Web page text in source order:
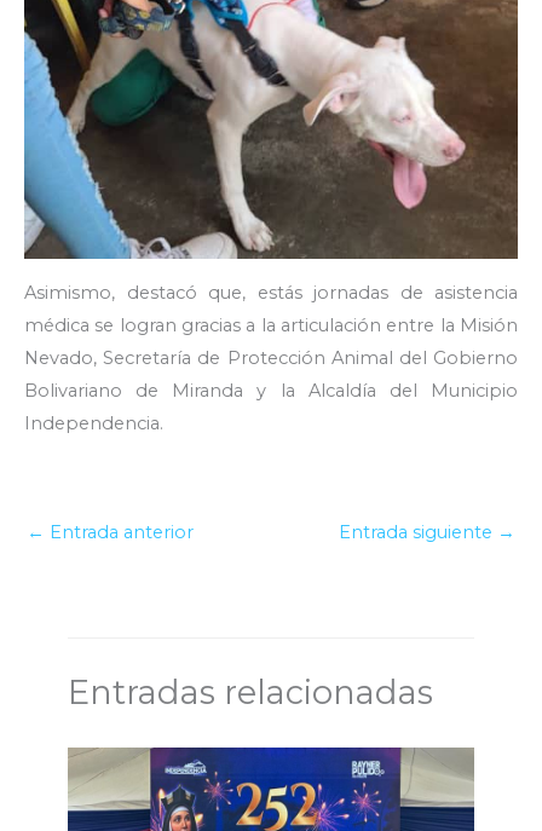
Asimismo, destacó que, estás jornadas de asistencia
médica se logran gracias a la articulación entre la Misión
Nevado, Secretaría de Protección Animal del Gobierno
Bolivariano de Miranda y la Alcaldía del Municipio
Independencia.
← Entrada anterior Entrada siguiente →
Entradas relacionadas